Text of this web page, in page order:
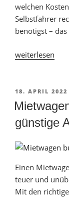
welchen
Selbstfahrer
benötigst –
„Marokko-
Tipps
und
Erfahrungen“
weiterlesen
AM
18. APRIL 2022
günstige
Einen
teuer und
Mit den